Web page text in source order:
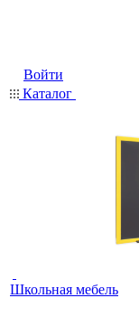
Войти
Каталог
Школьная мебель